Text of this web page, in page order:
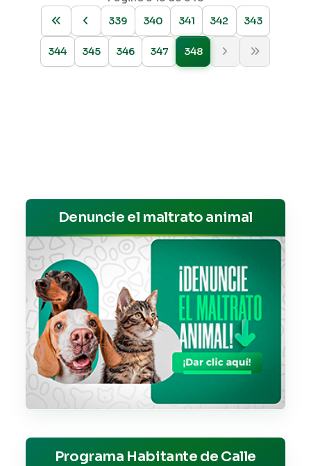
339
340 341 342 343
344 345 346 347 348
Denuncie el maltrato animal
Programa Habitante de Calle